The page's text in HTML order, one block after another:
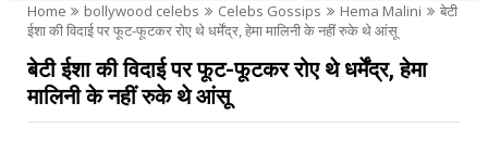
Home bollywood celebs Celebs Gossips Hema Malini
बेटी
ईशा की विदाई पर फूट-फूटकर रोए थे धर्मेंद्र, हेमा मालिनी के नहीं रुके थे आंसू
बेटी ईशा की विदाई पर फूट-फूटकर रोए थे धर्मेंद्र, हेमा
मालिनी के नहीं रुके थे आंसू